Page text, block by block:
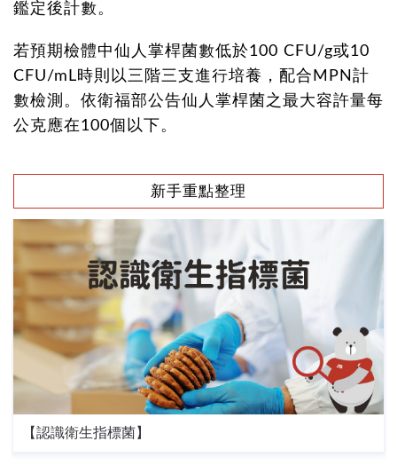
鑑定後計數。
若預期檢體中仙人掌桿菌數低於100 CFU/g或10
CFU/mL時則以三階三支進行培養，配合MPN計
數檢測。依衛福部公告仙人掌桿菌之最大容許量每
公克應在100個以下。
新手重點整理
【認識衛生指標菌】